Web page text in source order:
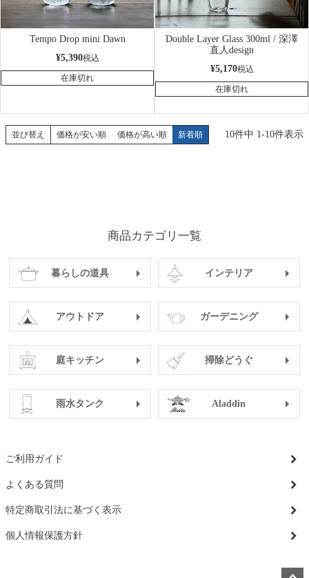
Tempo Drop mini Dawn
¥5,390税込
在庫切れ
Double Layer Glass 300ml / 深澤
直人design
¥5,170税込
在庫切れ
並び替え 価格が安い順 価格が高い順 新着順 10件中 1-10件表示
商品カテゴリ一覧
暮らしの道具 インテリア
アウトドア ガーデニング
庭キッチン 掃除どうぐ
雨水タンク Aladdin
ご利用ガイド
よくある質問
特定商取引法に基づく表示
個人情報保護方針